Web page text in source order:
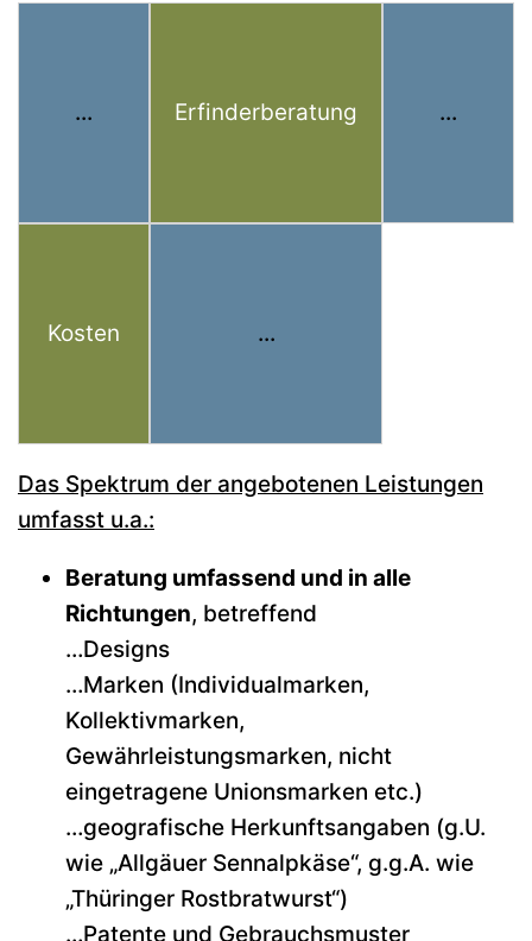
... Erfinderberatung ...
Kosten ...
Das Spektrum der angebotenen Leistungen
umfasst u.a.:
Beratung umfassend und in alle
Richtungen, betreffend
…Designs
…Marken (Individualmarken,
Kollektivmarken,
Gewährleistungsmarken, nicht
eingetragene Unionsmarken etc.)
…geografische Herkunftsangaben (g.U.
wie „Allgäuer Sennalpkäse“, g.g.A. wie
„Thüringer Rostbratwurst“)
…Patente und Gebrauchsmuster